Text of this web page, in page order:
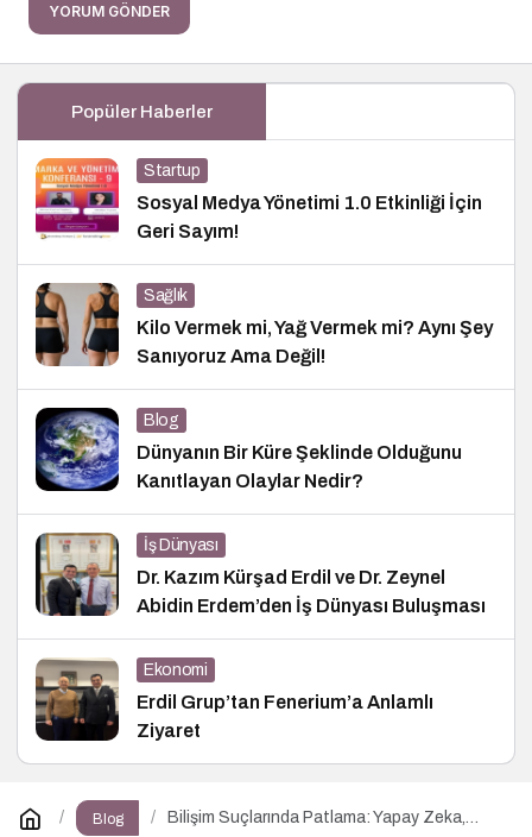
YORUM GÖNDER
Popüler Haberler
Startup
Sosyal Medya Yönetimi 1.0 Etkinliği İçin
Geri Sayım!
Sağlık
Kilo Vermek mi, Yağ Vermek mi? Aynı Şey
Sanıyoruz Ama Değil!
Blog
Dünyanın Bir Küre Şeklinde Olduğunu
Kanıtlayan Olaylar Nedir?
İş Dünyası
Dr. Kazım Kürşad Erdil ve Dr. Zeynel
Abidin Erdem’den İş Dünyası Buluşması
Ekonomi
Erdil Grup’tan Fenerium’a Anlamlı
Ziyaret
Blog
Bilişim Suçlarında Patlama: Yapay Zeka,